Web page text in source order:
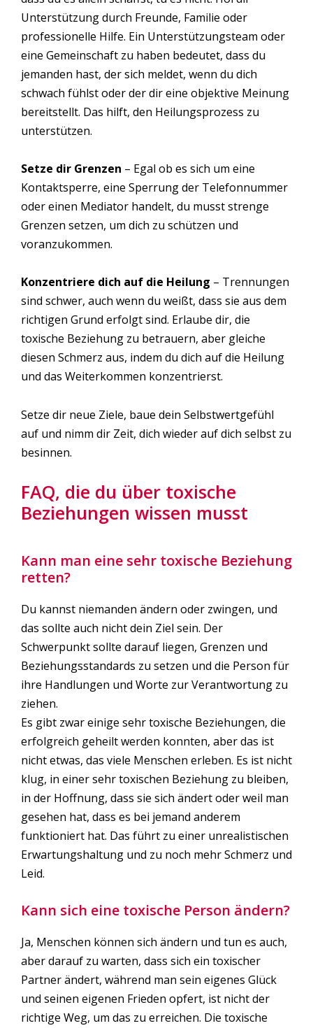
Unterstützung durch Freunde, Familie oder
professionelle Hilfe. Ein Unterstützungsteam oder
eine Gemeinschaft zu haben bedeutet, dass du
jemanden hast, der sich meldet, wenn du dich
schwach fühlst oder der dir eine objektive Meinung
bereitstellt. Das hilft, den Heilungsprozess zu
unterstützen.
Setze dir Grenzen – Egal ob es sich um eine
Kontaktsperre, eine Sperrung der Telefonnummer
oder einen Mediator handelt, du musst strenge
Grenzen setzen, um dich zu schützen und
voranzukommen.
Konzentriere dich auf die Heilung – Trennungen
sind schwer, auch wenn du weißt, dass sie aus dem
richtigen Grund erfolgt sind. Erlaube dir, die
toxische Beziehung zu betrauern, aber gleiche
diesen Schmerz aus, indem du dich auf die Heilung
und das Weiterkommen konzentrierst.
Setze dir neue Ziele, baue dein Selbstwertgefühl
auf und nimm dir Zeit, dich wieder auf dich selbst zu
besinnen.
FAQ, die du über toxische
Beziehungen wissen musst
Kann man eine sehr toxische Beziehung
retten?
Du kannst niemanden ändern oder zwingen, und
das sollte auch nicht dein Ziel sein. Der
Schwerpunkt sollte darauf liegen, Grenzen und
Beziehungsstandards zu setzen und die Person für
ihre Handlungen und Worte zur Verantwortung zu
ziehen.
Es gibt zwar einige sehr toxische Beziehungen, die
erfolgreich geheilt werden konnten, aber das ist
nicht etwas, das viele Menschen erleben. Es ist nicht
klug, in einer sehr toxischen Beziehung zu bleiben,
in der Hoffnung, dass sie sich ändert oder weil man
gesehen hat, dass es bei jemand anderem
funktioniert hat. Das führt zu einer unrealistischen
Erwartungshaltung und zu noch mehr Schmerz und
Leid.
Kann sich eine toxische Person ändern?
Ja, Menschen können sich ändern und tun es auch,
aber darauf zu warten, dass sich ein toxischer
Partner ändert, während man sein eigenes Glück
und seinen eigenen Frieden opfert, ist nicht der
richtige Weg, um das zu erreichen. Die toxische